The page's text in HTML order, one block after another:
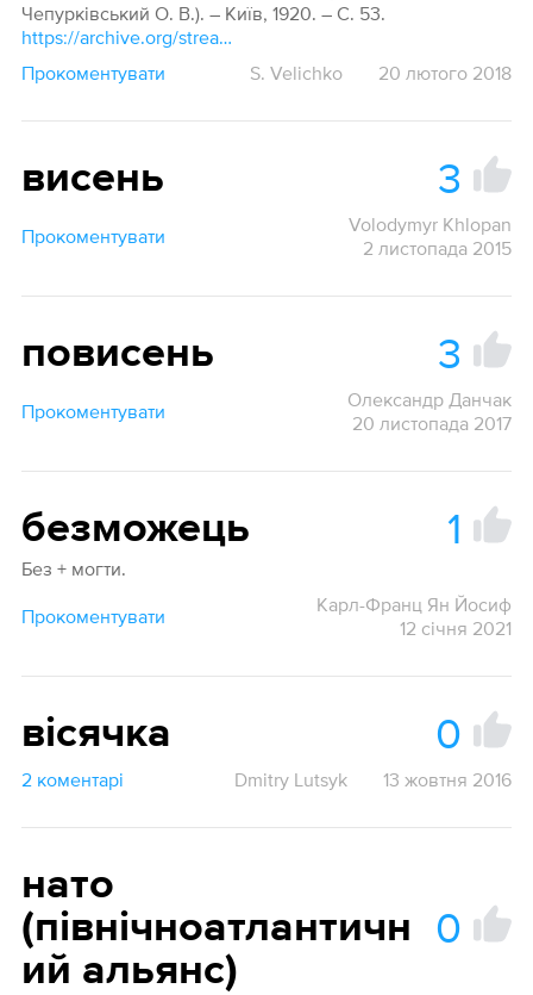
Чепурківський О. В.). – Київ, 1920. – С. 53.
https://archive.org/stream/slov30#page/n72/mode/1up
Прокоментувати
S. Velichko 20 лютого 2018
висень 3
Прокоментувати
Volodymyr Khlopan
2 листопада 2015
повисень 3
Прокоментувати
Олександр Данчак
20 листопада 2017
безможець 1
Без + могти.
Прокоментувати
Карл-Франц Ян Йосиф
12 січня 2021
вісячка 0
2 коментарі Dmitry Lutsyk 13 жовтня 2016
нато
(північноатлантичн
ий альянс)
0